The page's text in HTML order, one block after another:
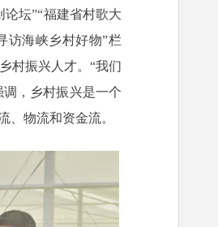
坛”“福建省村歌大
访海峡乡村好物”栏
村振兴人才。“我们
调，乡村振兴是一个
、物流和资金流。